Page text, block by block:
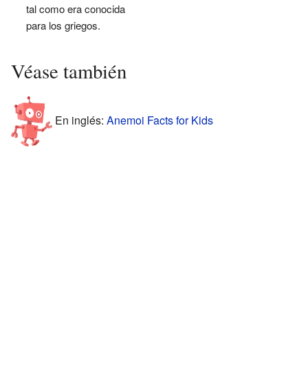
tal como era conocida
para los griegos.
Véase también
En inglés: Anemoi Facts for Kids